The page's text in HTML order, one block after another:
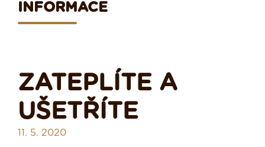
INFORMACE
ZATEPLÍTE A
UŠETŘÍTE
11. 5. 2020